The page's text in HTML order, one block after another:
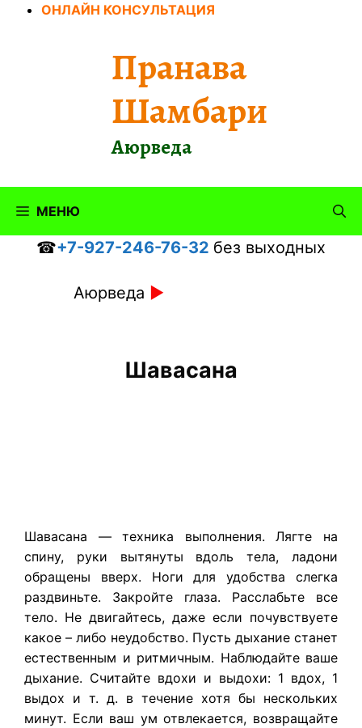
ПерейтиОНЛАЙН КОНСУЛЬТАЦИЯ
Пранава
Шамбари
Аюрведа
МЕНЮ
☎+7-927-246-76-32 без выходных
Аюрведа ►
Шавасана
Шавасана — техника выполнения. Лягте на
спину, руки вытянуты вдоль тела, ладони
обращены вверх. Ноги для удобства слегка
раздвиньте. Закройте глаза. Расслабьте все
тело. Не двигайтесь, даже если почувствуете
какое – либо неудобство. Пусть дыхание станет
естественным и ритмичным. Наблюдайте ваше
дыхание. Считайте вдохи и выдохи: 1 вдох, 1
выдох и т. д. в течение хотя бы нескольких
минут. Если ваш ум отвлекается, возвращайте